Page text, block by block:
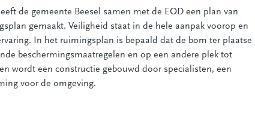
de gemeente Beesel samen met de EOD een plan van
gemaakt. Veiligheid staat in de hele aanpak voorop en
In het ruimingsplan is bepaald dat de bom ter plaatse
beschermingsmaatregelen en op een andere plek tot
wordt een constructie gebouwd door specialisten, een
voor de omgeving.